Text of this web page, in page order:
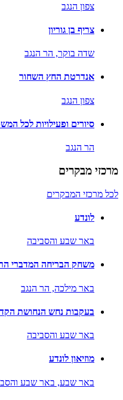
צפון הנגב
צריף בן גוריון
שדה בוקר, הר הנגב
אנדרטת החץ השחור
צפון הנגב
סיורים ופעילויות לכל
הר הנגב
מרכזי מבקרים
לכל מרכזי המבקרים
לונדע
באר שבע והסביבה
משחק הבריחה המדברי
באר מילכה, הר הנגב
בעקבות נחש הנחושת
באר שבע והסביבה
מוזיאון לונדע
באר שבע, באר שבע